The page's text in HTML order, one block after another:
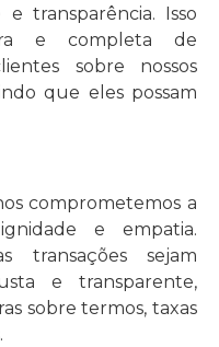
transparência. Isso
e completa de
sobre nossos
que eles possam
comprometemos a
e empatia.
transações sejam
e transparente,
sobre termos, taxas